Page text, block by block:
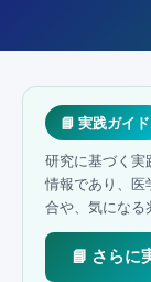
📘 実践ガイド
研究に基づく実
情報であり、医
合や、気になる
📘 さらに